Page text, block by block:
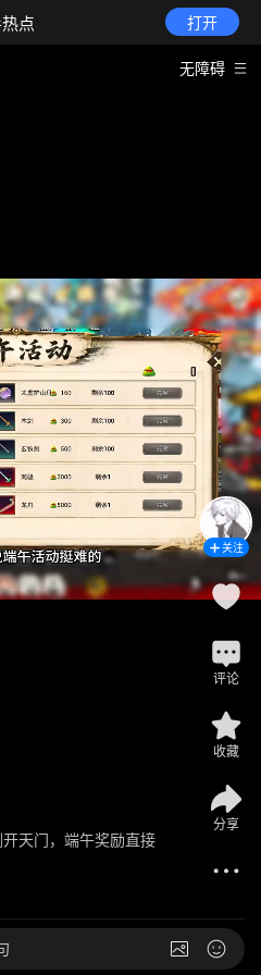
点 打开
无障碍
天门，端午奖励直接
关注
评论
收藏
分享